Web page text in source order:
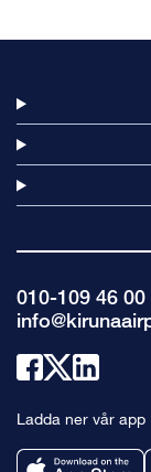
010-109 46 00
Länk
facebook
Länk
x
Ladda ner vår app